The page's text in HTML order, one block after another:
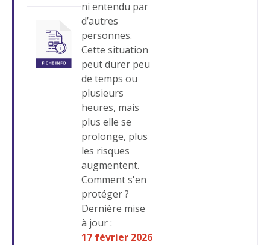
ni entendu par
d’autres
personnes.
Cette situation
peut durer peu
de temps ou
plusieurs
heures, mais
plus elle se
prolonge, plus
les risques
augmentent.
Comment s'en
protéger ?
Dernière mise
à jour :
17 février 2026